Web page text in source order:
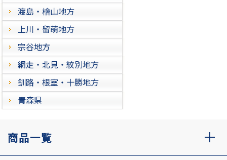
渡島・檜山地方
上川・留萌地方
宗谷地方
網走・北見・紋別地方
釧路・根室・十勝地方
青森県
商品一覧